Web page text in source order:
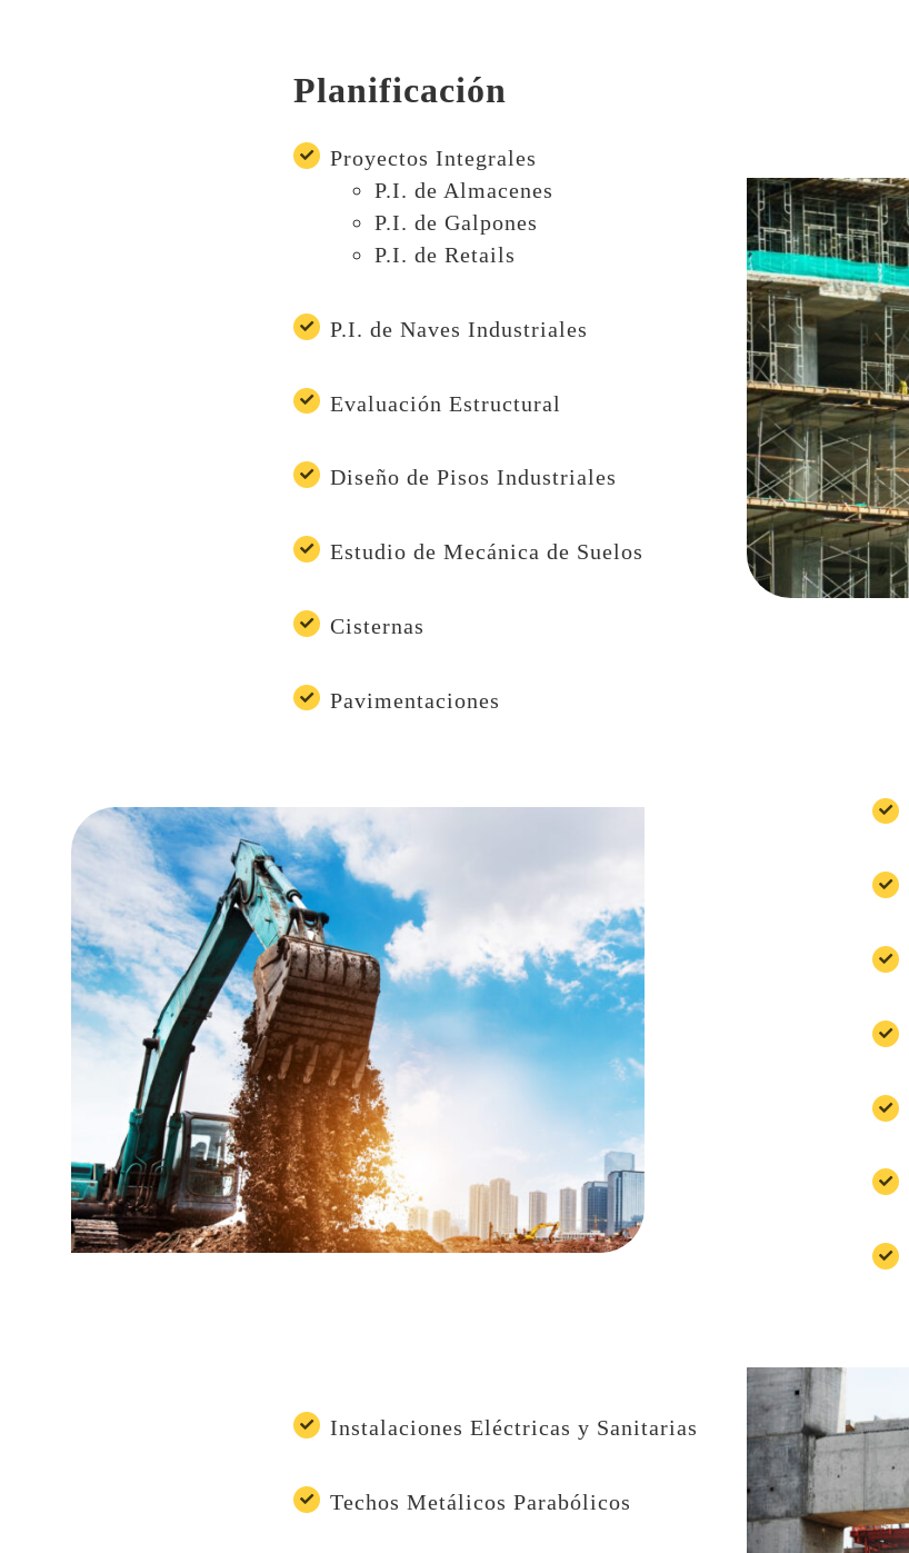
Planificación
Proyectos Integrales
P.I. de Almacenes
P.I. de Galpones
P.I. de Retails
P.I. de Naves Industriales
Evaluación Estructural
Diseño de Pisos Industriales
Estudio de Mecánica de Suelos
Cisternas
Pavimentaciones
Instalaciones Eléctricas y Sanitarias
Techos Metálicos Parabólicos